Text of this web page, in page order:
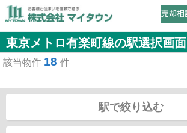
東京メトロ有楽町線の駅選択画面
該当物件 18 件
駅で絞り込む